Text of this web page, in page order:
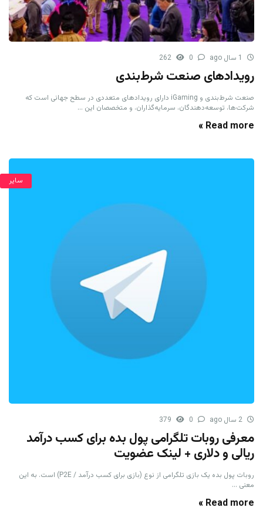
رویدادهای صنعت شرط‌بندی
صنعت شرط‌بندی و iGaming دارای رویدادهای متعددی در سطح جهانی است که
شرکت‌ها، توسعه‌دهندگان، سرمایه‌گذاران، و متخصصان این ...
Read more »
سایر
معرفی روبات تلگرامی پول بده برای کسب درآمد
ریالی و دلاری + لینک عضویت
روبات پول بده یک بازی تلگرامی از نوع (بازی برای کسب درآمد / P2E) است. به این
معنی ...
Read more »